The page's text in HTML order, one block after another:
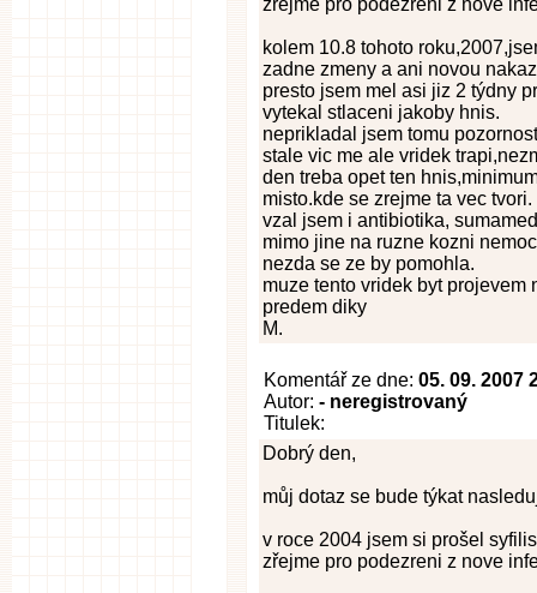
zřejme pro podezreni z nove
kolem 10.8 tohoto
zadne zmeny a ani novou
presto jsem mel asi jiz 2 týdny
vytekal stlaceni jakoby hnis.
neprikladal jsem tomu
stale vic me ale vridek
den treba opet ten
misto.kde se zrejme ta vec tvori.
vzal jsem i antibiotika,
mimo jine na ruzne kozni
nezda se ze by pomohla.
muze tento vridek byt projevem
predem diky
M.
Komentář ze dne: 05. 09. 2007
Autor: - neregistrovaný
Titulek:
Dobrý den,
můj dotaz se bude týkat
v roce 2004 jsem si prošel
zřejme pro podezreni z nove